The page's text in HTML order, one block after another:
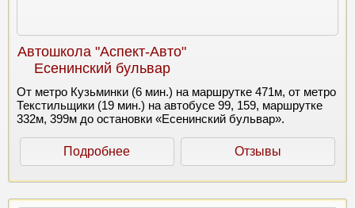
Автошкола "Аспект-Авто"
Есенинский бульвар
От метро Кузьминки (6 мин.) на маршрутке 471м, от метро
Текстильщики (19 мин.) на автобусе 99, 159, маршрутке
332м, 399м до остановки «Есенинский бульвар».
Подробнее Отзывы